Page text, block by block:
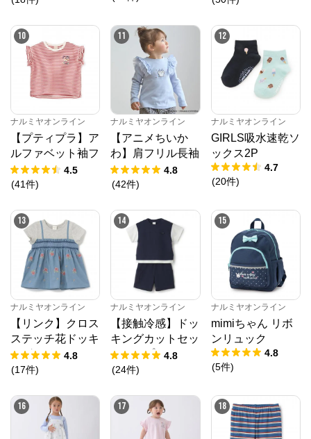
10
ナルミヤオンライン
【プティプラ】ア
ルファベット袖フ
リルTシャツ
4.5
(41件)
11
ナルミヤオンライン
【アニメちいか
わ】肩フリル長袖
Tシャツ
4.8
(42件)
12
ナルミヤオンライン
GIRLS吸水速乾ソ
ックス2P
4.7
(20件)
13
ナルミヤオンライン
【リンク】クロス
ステッチ花ドッキ
ングTシャツ
4.8
(17件)
14
ナルミヤオンライン
【接触冷感】ドッ
キングカットセッ
トアップ
4.8
(24件)
15
ナルミヤオンライン
mimiちゃん リボ
ンリュック
4.8
(5件)
16 17 18
※外部サイトが開きます
ナルミヤオンラインからのコメント
ナルミヤオンライン公式通販ショップ。人気子供服メ
ゾピアノ、プティマイン、ラブトキシック、アナスイ
ミニ等、全ブランド、全商品をご覧いただけます。